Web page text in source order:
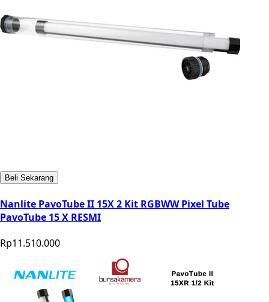
Beli Sekarang
Nanlite PavoTube II 15X 2 Kit RGBWW Pixel Tube
PavoTube 15 X RESMI
Rp11.510.000